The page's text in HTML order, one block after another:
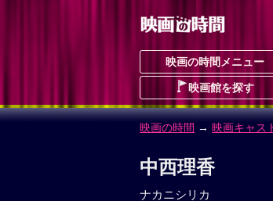
映画の時間メニュー
映画館を探す
映画の時間 → 映画キャス
中西理香
ナカニシリカ